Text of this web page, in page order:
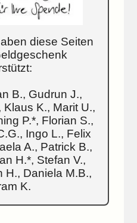
diese Seiten
B., Gudrun J.,
Klaus K., Marit U.,
P.*, Florian S.,
Ingo L., Felix
A., Patrick B.,
H.*, Stefan V.,
H., Daniela M.B.,
K.